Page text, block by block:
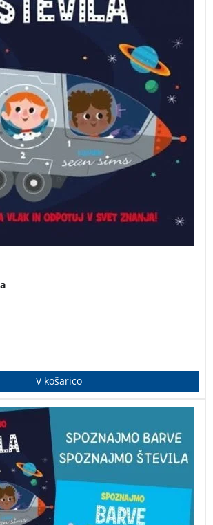
V košarico
odpotuj v svet znanja! Poučni slikanici
barv in učenje števil.